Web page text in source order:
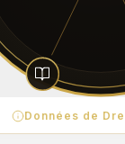
Données de